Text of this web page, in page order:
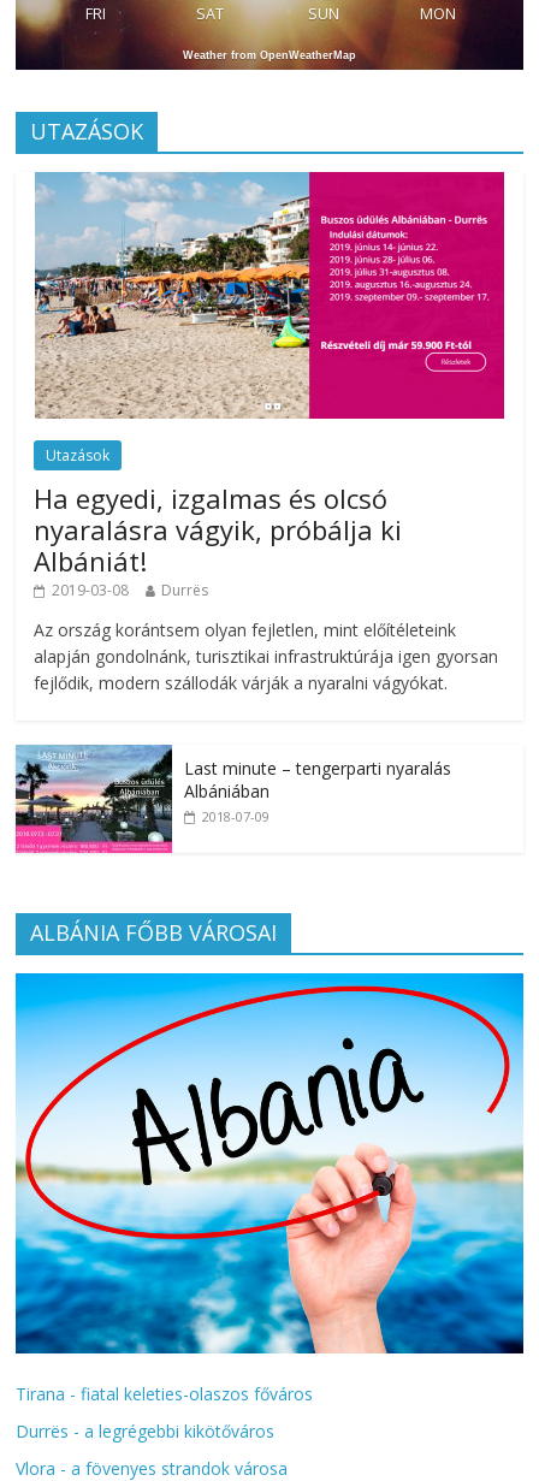
FRI SAT SUN MON
Weather from OpenWeatherMap
UTAZÁSOK
Utazások
Ha egyedi, izgalmas és olcsó
nyaralásra vágyik, próbálja ki
Albániát!
2019-03-08 Durrës
Az ország korántsem olyan fejletlen, mint előítéleteink
alapján gondolnánk, turisztikai infrastruktúrája igen gyorsan
fejlődik, modern szállodák várják a nyaralni vágyókat.
Last minute – tengerparti nyaralás
Albániában
2018-07-09
ALBÁNIA FŐBB VÁROSAI
Tirana - fiatal keleties-olaszos főváros
Durrës - a legrégebbi kikötőváros
Vlora - a fövenyes strandok városa